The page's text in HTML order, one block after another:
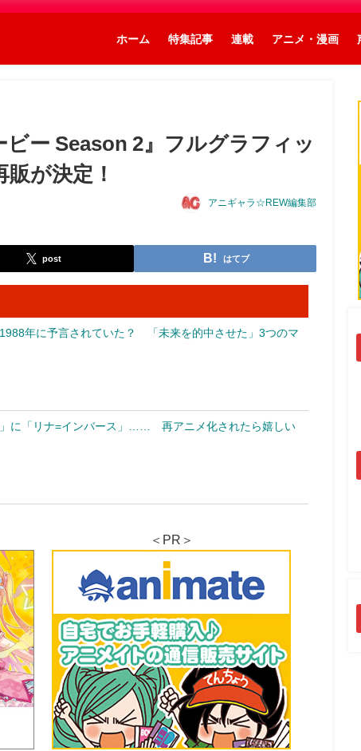
ホーム 特集記事 連載 アニメ・漫画
ビー Season 2』フルグラフィッ
が決定！
アニギャラ☆REW編集部
post はてブ
年に予言されていた？ 「未来を的中させた」3つのマ
」に「リナ=インバース」…… 再アニメ化されたら嬉しい
＜PR＞